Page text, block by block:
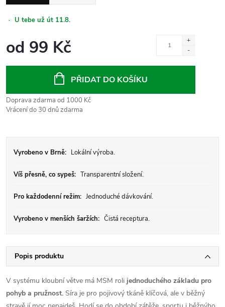
· U tebe už út 11.8.
od 99 Kč
PŘIDAT DO KOŠÍKU
Doprava zdarma od 1000 Kč
Vrácení do 30 dnů zdarma
Vyrobeno v Brně: Lokální výroba.
Víš přesně, co sypeš: Transparentní složení.
Pro každodenní režim: Jednoduché dávkování.
Vyrobeno v menších šaržích: Čistá receptura.
Popis produktu
V systému kloubní větve má MSM roli jednoduchého základu pro
pohyb a pružnost. Síra je pro pojivový tkáně klíčová, ale v běžný